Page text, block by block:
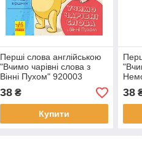
Перші слова англійською
"Вчимо чарівні слова з
Вінні Пухом" 920003
38₴
Купити
38